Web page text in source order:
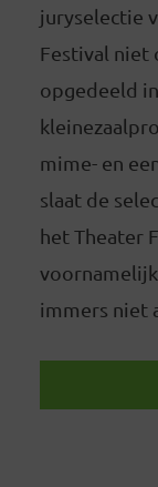
juryselectie
Festival niet
opgedeeld
mime- en
slaat de
het Theater
immers niet